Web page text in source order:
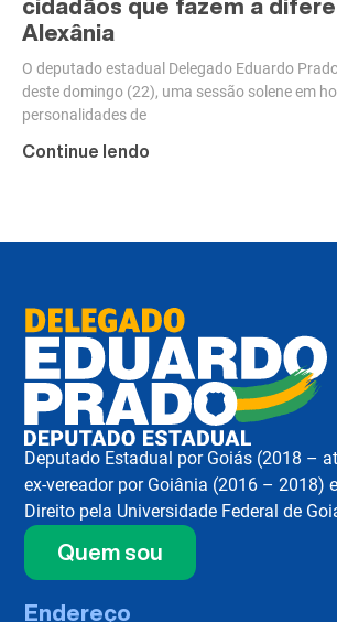
cidadãos que fazem a
Alexânia
O deputado estadual Delegado Eduardo
deste domingo (22), uma sessão solene em
personalidades de
Continue lendo
Deputado Estadual por Goiás (2018 –
ex-vereador por Goiânia (2016 – 2018)
Direito pela Universidade Federal de
Quem sou
Endereço